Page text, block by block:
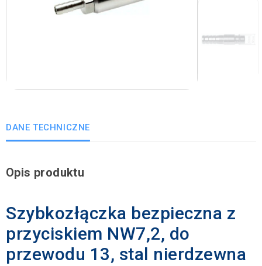
DANE TECHNICZNE
Opis produktu
Szybkozłączka bezpieczna z
przyciskiem NW7,2, do
przewodu 13, stal nierdzewna